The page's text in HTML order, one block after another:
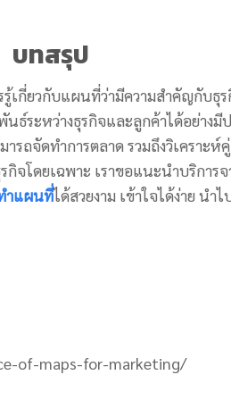
บทสรุป
ยวกับแผนที่ว่ามีความสำคัญกับธุร
นธ์ระหว่างธุรกิจและลูกค้าได้อย่าง
รถจัดทำการตลาด รวมถึงวิเคราะ
โดยเฉพาะ เราขอแนะนำบริการ
ำแผนที่ได้สวยงาม เข้าใจได้ง่าย นำ
of-maps-for-marketing/